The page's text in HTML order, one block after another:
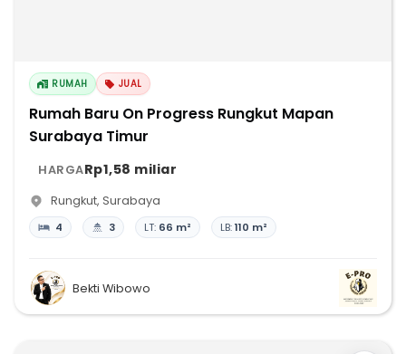
RUMAH JUAL
Rumah Baru On Progress Rungkut Mapan
Surabaya Timur
HARGARp1,58 miliar
Rungkut, Surabaya
4 3 LT: 66 m² LB:110 m²
Bekti Wibowo